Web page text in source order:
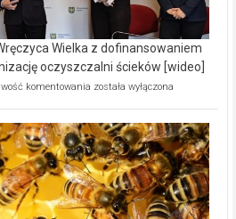
Wielka z dofinansowaniem
oczyszczalni ścieków [wideo]
komentowania Ekologiczne
Wręczyca
Wielka
z
dofinansowaniem
ponad
15,6
mln
została wyłączona